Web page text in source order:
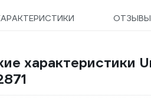
ОТЗЫВЫ
характеристики